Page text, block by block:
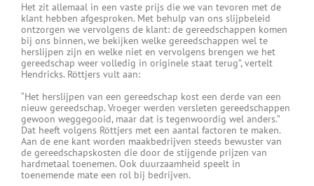
Het zit allemaal in een vaste prijs die we van tevoren met de
klant hebben afgesproken. Met behulp van ons slijpbeleid
ontzorgen we vervolgens de klant: de gereedschappen komen
bij ons binnen, we bekijken welke gereedschappen wel te
herslijpen zijn en welke niet en vervolgens brengen we het
gereedschap weer volledig in originele staat terug”, vertelt
Hendricks. Röttjers vult aan:
“Het herslijpen van een gereedschap kost een derde van een
nieuw gereedschap. Vroeger werden versleten gereedschappen
gewoon weggegooid, maar dat is tegenwoordig wel anders.”
Dat heeft volgens Röttjers met een aantal factoren te maken.
Aan de ene kant worden maakbedrijven steeds bewuster van
de gereedschapskosten die door de stijgende prijzen van
hardmetaal toenemen. Ook duurzaamheid speelt in
toenemende mate een rol bij bedrijven.